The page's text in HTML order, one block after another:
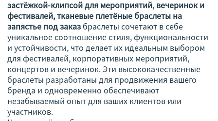
застёжкой-клипсой для мероприятий, вечеринок и
фестивалей, тканевые плетёные браслеты на
запястье под заказ браслеты сочетают в себе
уникальное соотношение стиля, функциональности
и устойчивости, что делает их идеальным выбором
для фестивалей, корпоративных мероприятий,
концертов и вечеринок. Эти высококачественные
браслеты разработаны для продвижения вашего
бренда и одновременно обеспечивают
незабываемый опыт для ваших клиентов или
участников.